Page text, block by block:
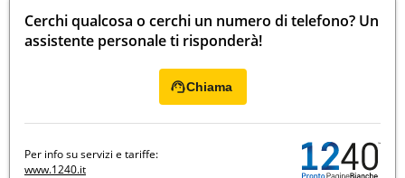
Cerchi qualcosa o cerchi un numero di telefono? Un
assistente personale ti risponderà!
Chiama
Per info su servizi e tariffe:
www.1240.it